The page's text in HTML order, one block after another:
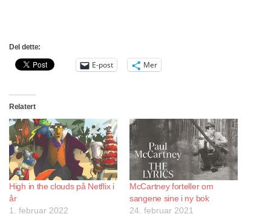
Del dette:
E-post Mer
Relatert
High in the clouds på Netflix i
år
1. februar 2022
McCartney forteller om
sangene sine i ny bok
24. februar 2021